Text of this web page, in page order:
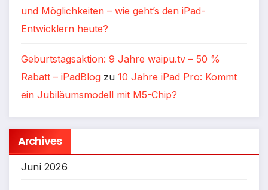
und Möglichkeiten – wie geht’s den iPad-
Entwicklern heute?
Geburtstagsaktion: 9 Jahre waipu.tv – 50 %
Rabatt – iPadBlog zu 10 Jahre iPad Pro: Kommt
ein Jubiläumsmodell mit M5-Chip?
Archives
Juni 2026